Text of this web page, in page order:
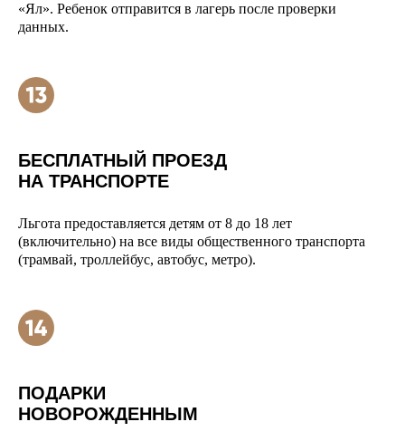
«Ял». Ребенок отправится в лагерь после проверки
данных.
БЕСПЛАТНЫЙ ПРОЕЗД
НА ТРАНСПОРТЕ
Льгота предоставляется детям от 8 до 18 лет
(включительно) на все виды общественного транспорта
(трамвай, троллейбус, автобус, метро).
ПОДАРКИ
НОВОРОЖДЕННЫМ